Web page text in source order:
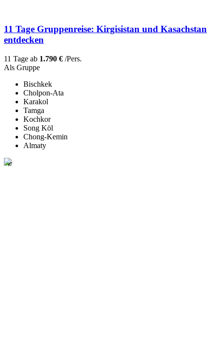
11 Tage Gruppenreise: Kirgisistan und Kasachstan
entdecken
11 Tage ab 1.790 € /Pers.
Als Gruppe
Bischkek
Cholpon-Ata
Karakol
Tamga
Kochkor
Song Köl
Chong-Kemin
Almaty